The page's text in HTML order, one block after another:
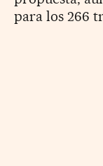
para los 266